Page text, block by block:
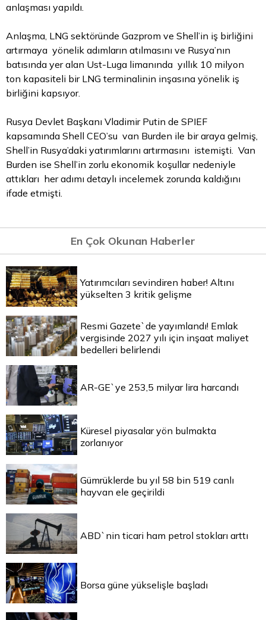
anlaşması yapıldı.
Anlaşma, LNG sektöründe Gazprom ve Shell’in iş birliğini
artırmaya yönelik adımların atılmasını ve Rusya’nın
batısında yer alan Ust-Luga limanında yıllık 10 milyon
ton kapasiteli bir LNG terminalinin inşasına yönelik iş
birliğini kapsıyor.
Rusya Devlet Başkanı Vladimir Putin de SPIEF
kapsamında Shell CEO’su van Burden ile bir araya gelmiş,
Shell’in Rusya’daki yatırımlarını artırmasını istemişti. Van
Burden ise Shell’in zorlu ekonomik koşullar nedeniyle
attıkları her adımı detaylı incelemek zorunda kaldığını
ifade etmişti.
En Çok Okunan Haberler
Yatırımcıları sevindiren haber! Altını
yükselten 3 kritik gelişme
Resmi Gazete`de yayımlandı! Emlak
vergisinde 2027 yılı için inşaat maliyet
bedelleri belirlendi
AR-GE`ye 253,5 milyar lira harcandı
Küresel piyasalar yön bulmakta
zorlanıyor
Gümrüklerde bu yıl 58 bin 519 canlı
hayvan ele geçirildi
ABD`nin ticari ham petrol stokları arttı
Borsa güne yükselişle başladı